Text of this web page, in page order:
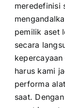
meredefinisi
pemilik aset
secara
harus kami
performa
saat.